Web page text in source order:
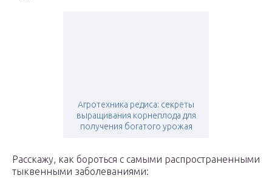
Агротехника редиса: секреты
выращивания корнеплода для
получения богатого урожая
Расскажу, как бороться с самыми распространенными
тыквенными заболеваниями: